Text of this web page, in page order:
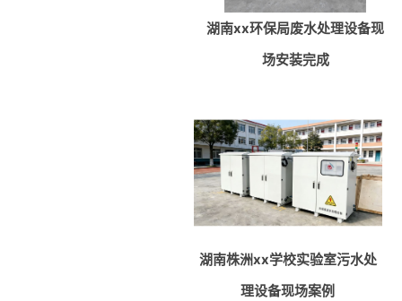
湖南xx环保局废水处理设备现
场安装完成
湖南株洲xx学校实验室污水处
理设备现场案例